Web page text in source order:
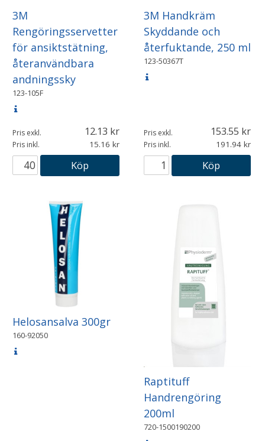
3M
Rengöringsservetter
för ansiktstätning,
återanvändbara
andningssky
123-105F
Pris exkl. 12.13
Pris inkl. 15.16
Köp
3M Handkräm
Skyddande och
återfuktande, 250 ml
123-50367T
Pris exkl. 153.55
Pris inkl. 191.94
Köp
Helosansalva 300gr
160-92050
Raptituff
Handrengöring
200ml
720-1500190200